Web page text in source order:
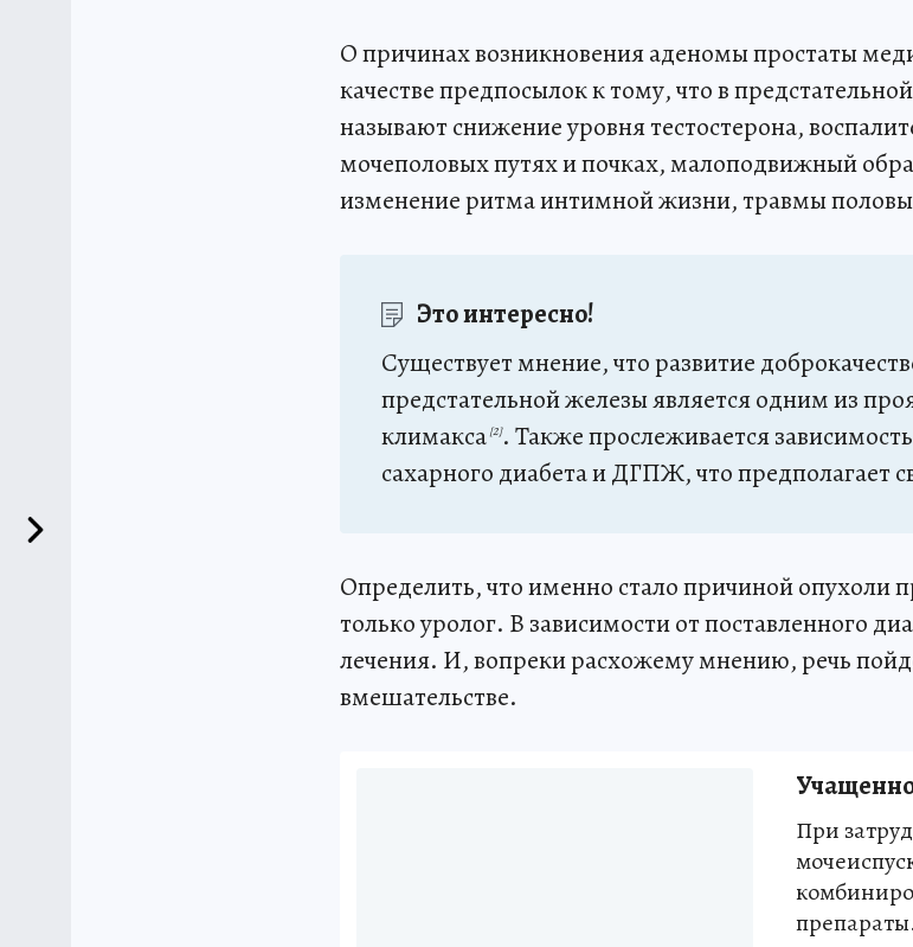
О причинах возникновения аденомы простаты
качестве предпосылок к тому, что в
называют снижение уровня тестостерона,
мочеполовых путях и почках, малоподвижный
изменение ритма интимной жизни, травмы
Это интересно!
Существует мнение, что развитие
предстательной железы является одним из
климакса [2]. Также прослеживается
сахарного диабета и ДГПЖ, что предполагает
Определить, что именно стало причиной опухоли
только уролог. В зависимости от поставленного
лечения. И, вопреки расхожему мнению, речь
вмешательстве.
При
препараты.